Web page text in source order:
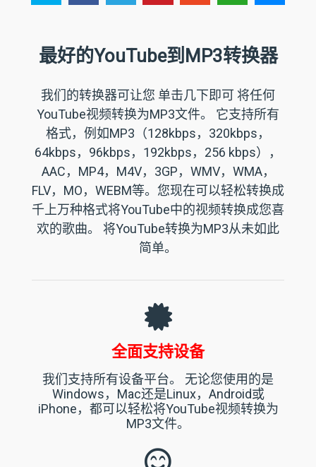
最好的YouTube到MP3转换器
我们的转换器可让您 单击几下即可 将任何
YouTube视频转换为MP3文件。 它支持所有
格式，例如MP3（128kbps，320kbps，
64kbps，96kbps，192kbps，256 kbps），
AAC，MP4，M4V，3GP，WMV，WMA，
FLV，MO，WEBM等。您现在可以轻松转换成
千上万种格式将YouTube中的视频转换成您喜
欢的歌曲。 将YouTube转换为MP3从未如此
简单。
全面支持设备
我们支持所有设备平台。 无论您使用的是
Windows，Mac还是Linux，Android或
iPhone，都可以轻松将YouTube视频转换为
MP3文件。